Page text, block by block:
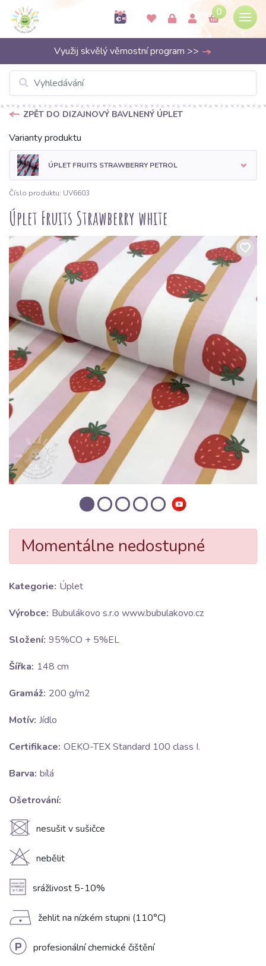
0
Využij skvělý věrnostní program >>
ZPĚT DO DIZAJNOVÝ BAVLNENÝ ÚPLET
Varianty produktu
ÚPLET FRUITS STRAWBERRY PETROL
Číslo produktu: UV6603
Úplet Fruits Strawberry white
Momentálne nedostupné
Kategorie: Úplet
Výrobce: Bubulákovo s.r.o www.bubulakovo.cz
Složení: 95%CO + 5%EL
Šířka: 148 cm
Gramáž: 200 g/m2
Motív: Jídlo
Certifikace: OEKO-TEX Standard 100 class I.
Barva: bílá
Ošetrování:
U nesušit v sušičce
H nebělit
A srážlivost 5-10%
D žehlit na nízkém stupni (110°C)
L profesionální chemické čištění